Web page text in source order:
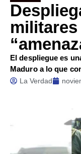
El despliegue es
Maduro a lo que
La Verdad